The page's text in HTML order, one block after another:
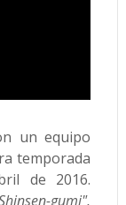
un equipo
temporada
de 2016.
gumi",